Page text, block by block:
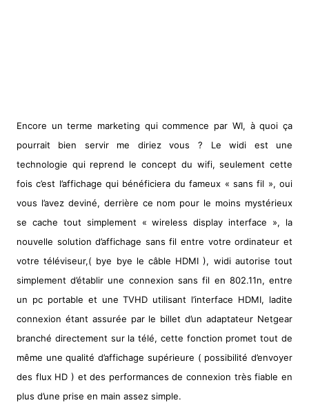
Encore un terme marketing qui commence par WI, à quoi ça
pourrait bien servir me diriez vous ? Le widi est une
technologie qui reprend le concept du wifi, seulement cette
fois c’est l’affichage qui bénéficiera du fameux « sans fil », oui
vous l’avez deviné, derrière ce nom pour le moins mystérieux
se cache tout simplement « wireless display interface », la
nouvelle solution d’affichage sans fil entre votre ordinateur et
votre téléviseur,( bye bye le câble HDMI ), widi autorise tout
simplement d’établir une connexion sans fil en 802.11n, entre
un pc portable et une TVHD utilisant l’interface HDMI, ladite
connexion étant assurée par le billet d’un adaptateur Netgear
branché directement sur la télé, cette fonction promet tout de
même une qualité d’affichage supérieure ( possibilité d’envoyer
des flux HD ) et des performances de connexion très fiable en
plus d’une prise en main assez simple.